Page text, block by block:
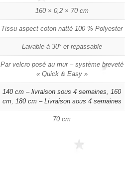
160 × 0,2 × 70 cm
Tissu aspect coton natté 100 % Polyester
Lavable à 30° et repassable
Par velcro posé au mur – système breveté
« Quick & Easy »
140 cm – livraison sous 4 semaines
160
cm, 180 cm – Livraison sous 4 semaines
70 cm